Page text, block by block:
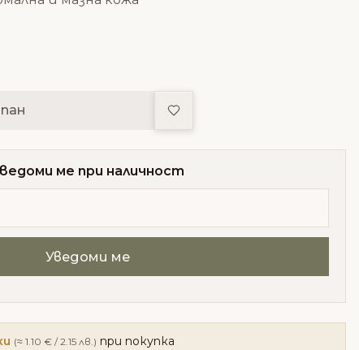
Добави в любими
ме при наличност
(≈ 1.10 € / 2.15 лв.) при покупка